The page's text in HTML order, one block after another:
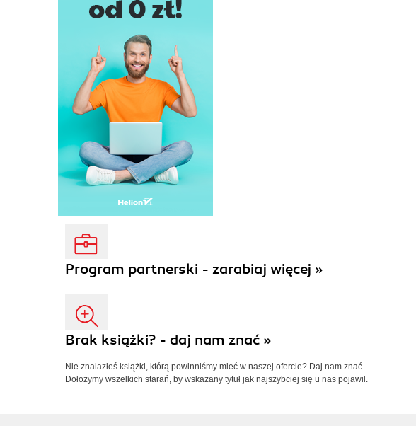
Program partnerski - zarabiaj więcej »
Brak książki? - daj nam znać »
Nie znalazłeś książki, którą powinniśmy mieć w naszej ofercie? Daj nam znać.
Dołożymy wszelkich starań, by wskazany tytuł jak najszybciej się u nas pojawił.